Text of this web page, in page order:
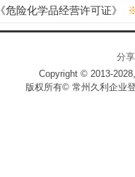
《危险化学品经营许可证》
分
Copyright © 2013-
版权所有© 常州久利企业